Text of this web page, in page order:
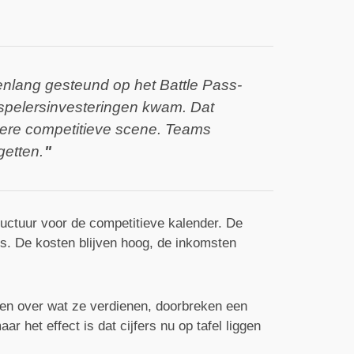
gesteund op het Battle Pass-
kwam. Dat
competitieve scene. Teams
voor de competitieve kalender. De
De kosten blijven hoog, de inkomsten
over wat ze verdienen, doorbreken een
het effect is dat cijfers nu op tafel liggen